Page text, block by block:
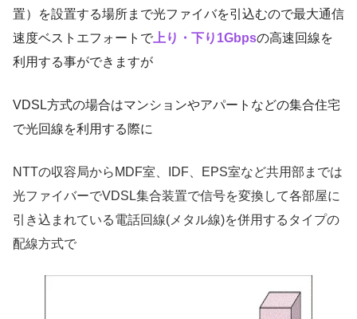
置）を設置する場所まで光ファイバを引込むので最大通信
速度ベストエフォートで 上り・下り1Gbpsの高速回線を
利用する事ができますが
VDSL方式の場合はマンションやアパートなどの集合住宅
で光回線を利用する際に
NTTの収容局からMDF室、IDF、EPS室など共用部までは
光ファイバーでVDSL集合装置で信号を変換して各部屋に
引き込まれている電話回線(メタル線)を併用するタイプの
配線方式で